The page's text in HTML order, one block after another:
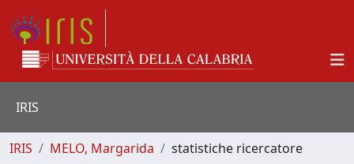
IRIS
IRIS MELO, Margarida statistiche ricercatore